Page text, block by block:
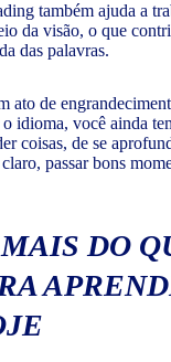
também ajuda a
da visão, o que
das palavras.
ato de
idioma, você ainda
coisas, de se
passar bons
DO